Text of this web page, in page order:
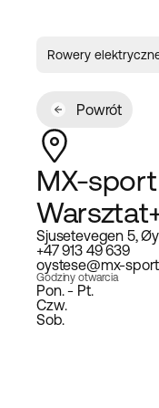
Rowery
Powrót
MX-
Sjusetevegen 5,
+47 913 49 639
oystese@mx-
Godziny otwarcia
Pon. - Pt.
Czw.
Sob.